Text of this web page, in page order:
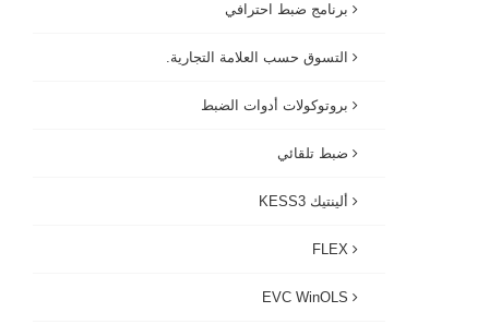
برنامج ضبط احترافي
التسوق حسب العلامة التجارية.
بروتوكولات أدوات الضبط
ضبط تلقائي
ألينتيك KESS3